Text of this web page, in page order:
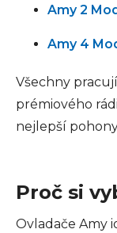
Amy 2
Amy 4
Všechny
prémiového
nejlepší
Proč si
Ovladače Amy